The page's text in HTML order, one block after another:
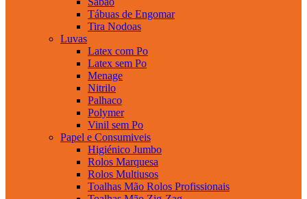
Tábuas de Engomar
Tira Nodoas
Luvas
Latex com Po
Latex sem Po
Menage
Nitrilo
Palhaco
Polymer
Vinil sem Po
Papel e Consumiveis
Higiénico Jumbo
Rolos Marquesa
Rolos Multiusos
Toalhas Mão Rolos Profissionais